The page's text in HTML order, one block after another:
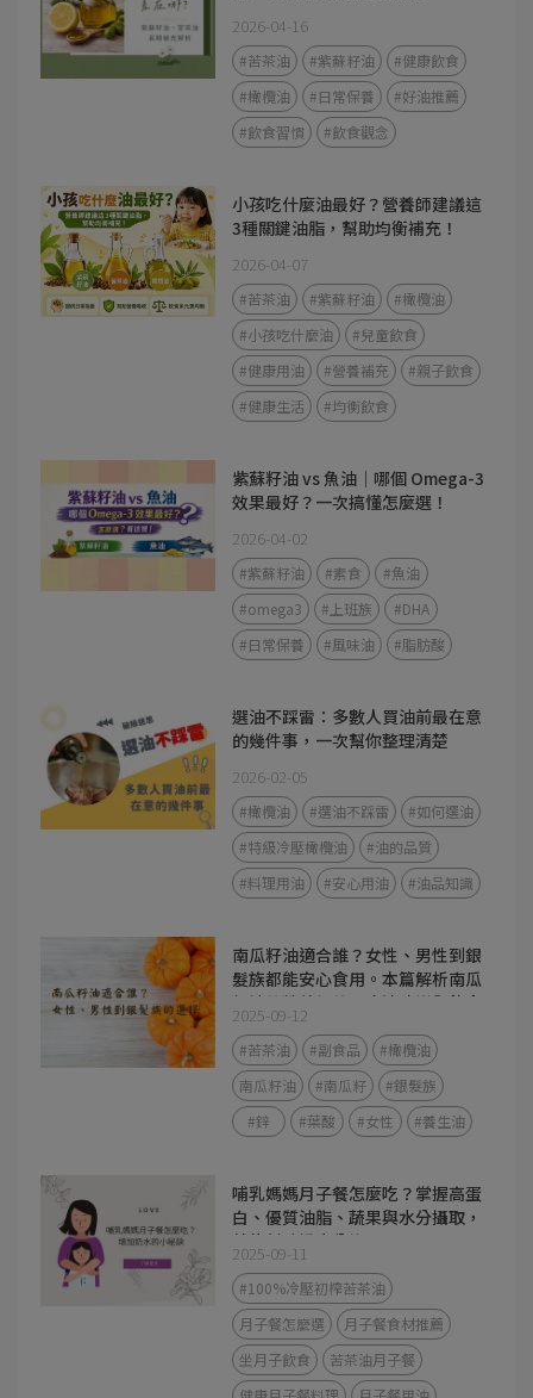
2026-04-16
#苦茶油 #紫蘇籽油
#健康飲食
#橄欖油
#日常保養
#好油推薦
#飲食習慣
#飲食觀念
小孩吃什麼油最好？營養師建議這
3種關鍵油脂，幫助均衡補充！
2026-04-07
#苦茶油 #紫蘇籽油
#橄欖油
#小孩吃什麼油
#兒童飲食
#健康用油
#營養補充
#親子飲食
#健康生活
#均衡飲食
紫蘇籽油 vs 魚油｜哪個 Omega-3
效果最好？一次搞懂怎麼選！
2026-04-02
#紫蘇籽油 #素食
#魚油
#omega3
#上班族
#DHA
#日常保養
#風味油 #脂肪酸
選油不踩雷：多數人買油前最在意
的幾件事，一次幫你整理清楚
2026-02-05
#橄欖油 #選油不踩雷
#如何選油
#特級冷壓橄欖油
#油的品質
#料理用油
#安心用油 #油品知識
南瓜籽油適合誰？女性、男性到銀
髮族都能安心食用。本篇解析南瓜
籽油的營養價值、吃法建議與飲食
應用，幫助你找到最適合的好油選
擇。
2025-09-12
#苦茶油 #副食品
#橄欖油
南瓜籽油
#南瓜籽
#銀髮族
#鋅
#葉酸 #女性 #養生油
哺乳媽媽月子餐怎麼吃？掌握高蛋
白、優質油脂、蔬果與水分攝取，
就能幫助奶水分泌。
2025-09-11
#100%冷壓初榨苦茶油
月子餐怎麼選
月子餐食材推薦
坐月子飲食
苦茶油月子餐